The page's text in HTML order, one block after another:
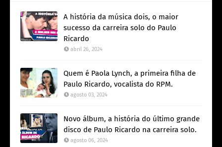
A história da música dois, o maior
sucesso da carreira solo do Paulo
Ricardo
abril 26, 2024
Quem é Paola Lynch, a primeira filha de
Paulo Ricardo, vocalista do RPM.
agosto 03, 2024
Novo álbum, a história do último grande
disco de Paulo Ricardo na carreira solo.
agosto 06, 2024